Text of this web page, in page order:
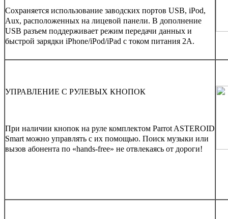
Сохраняется использование заводских портов USB, iPod,
Aux, расположенных на лицевой панели. В дополнение
USB разъем поддерживает режим передачи данных и
быстрой зарядки iPhone/iPod/iPad с током питания 2А.
УПРАВЛЕНИЕ С РУЛЕВЫХ КНОПОК
При наличии кнопок на руле комплектом Parrot ASTEROID
Smart можно управлять с их помощью. Поиск музыки или
вызов абонента по «hands-free» не отвлекаясь от дороги!